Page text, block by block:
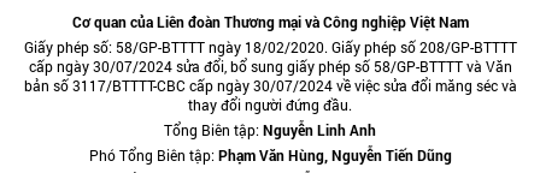
Cơ quan của Liên đoàn Thương mại và Công nghiệp Việt Nam
Giấy phép số: 58/GP-BTTTT ngày 18/02/2020. Giấy phép số 208/GP-BTTTT
cấp ngày 30/07/2024 sửa đổi, bổ sung giấy phép số 58/GP-BTTTT và Văn
bản số 3117/BTTTT-CBC cấp ngày 30/07/2024 về việc sửa đổi măng séc và
thay đổi người đứng đầu.
Tổng Biên tập:Nguyễn Linh Anh
Phó Tổng Biên tập:Phạm Văn Hùng, Nguyễn Tiến Dũng